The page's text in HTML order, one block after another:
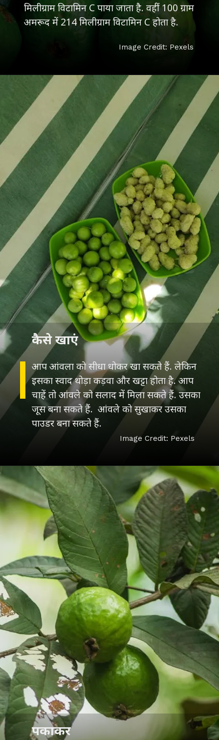
मिलीग्राम विटामिन C पाया जाता है. वहीं 100 ग्राम
अमरूद में 214 मिलीग्राम विटामिन C होता है.
Image Credit: Pexels
आप आंवला को सीधा धोकर खा सकते हैं. लेकिन
इसका स्वाद थोड़ा कड़वा और खट्टा होता है. आप
चाहें तो आंवले को सलाद में मिला सकते हैं. उसका
जूस बना सकते हैं. आंवले को सुखाकर उसका
पाउडर बना सकते हैं.
कैसे खाएं
Image Credit: Pexels
पकाकर